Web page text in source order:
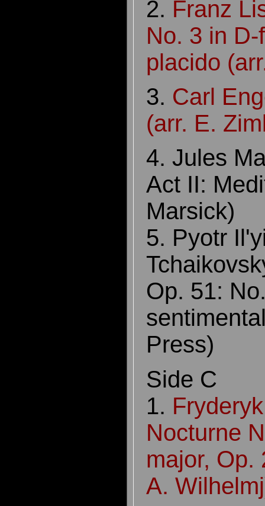
2. Franz
No. 3 in
placido
3. Carl
(arr. E.
4. Jules
Act II:
Marsick)
5. Pyotr
Op. 51:
Press)
Side C
1.
Nocturne
major, Op.
A.